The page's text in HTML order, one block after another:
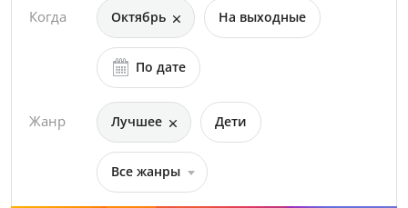
Когда Октябрь На выходные
По дате
Жанр Лучшее Дети
Все жанры